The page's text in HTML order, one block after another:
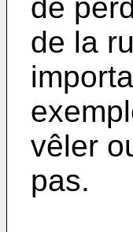
de
de la
vêler
pas.